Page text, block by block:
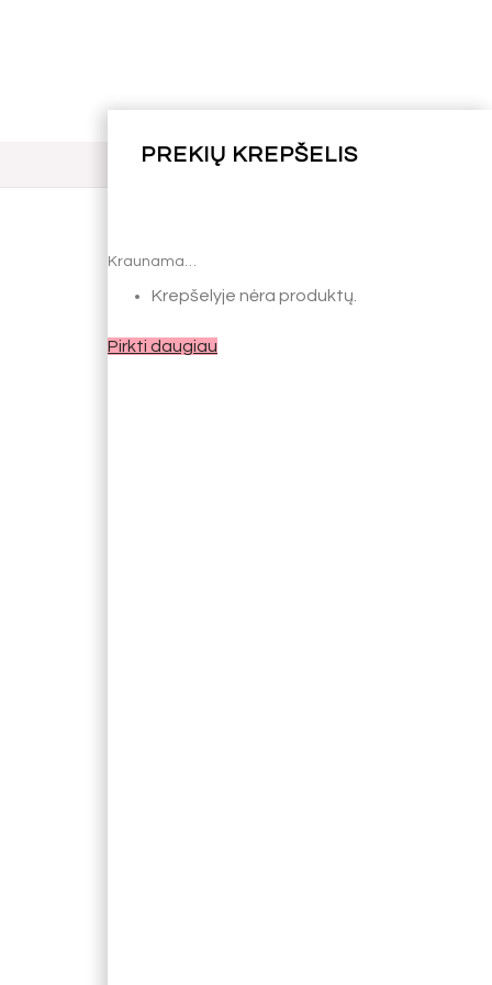
Kraunama…
Krepšelyje nėra produktų.
Pirkti daugiau
Kraunama…
Krepšelyje nėra produktų.
Pirkti daugiau